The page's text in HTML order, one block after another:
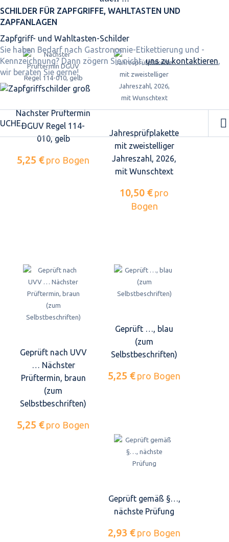
SCHILDER FÜR ZAPFGRIFFE, WAHLTASTEN UND
ZAPFANLAGEN
Zapfgriff- und Wahltasten-Schilder
Sie haben Bedarf nach Gastronomie-Etikettierung und -
Kennzeichnung? Dann zögern Sie nicht,uns zu kontaktieren,
wir beraten Sie gerne!
Nächster Prüftermin
DGUV Regel 114-
010, gelb
5,25 € pro Bogen
Jahresprüfplakette
mit zweistelliger
Jahreszahl, 2026,
mit Wunschtext
10,50 € pro
Bogen
Geprüft nach UVV
… Nächster
Prüftermin, braun
(zum
Selbstbeschriften)
5,25 € pro Bogen
Geprüft …, blau
(zum
Selbstbeschriften)
5,25 € pro Bogen
Geprüft gemäß §…,
nächste Prüfung
2,93 € pro Bogen